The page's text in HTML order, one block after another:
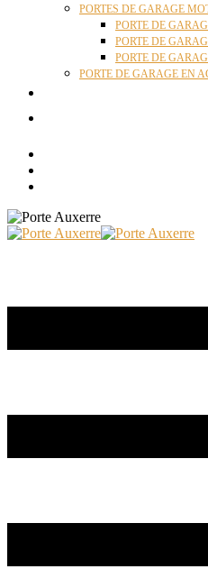
PORTES DE GARAGE
PORTE DE
PORTE DE
PORTE DE
PORTE DE GARAGE EN